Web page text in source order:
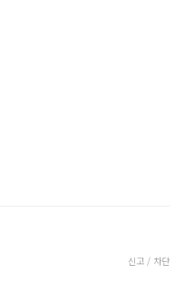
신고 / 차단